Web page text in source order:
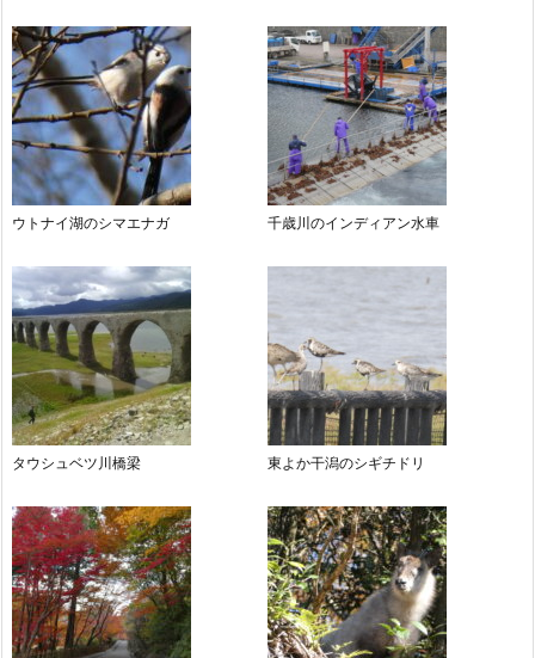
ウトナイ湖のシマエナガ 千歳川のインディアン水車
タウシュベツ川橋梁 東よか干潟のシギチドリ